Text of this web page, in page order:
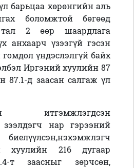
барьцаа хөрөнгийн аль
боломжтой бөгөөд
2 өөр шаардлага
анхаарч үзээгүй гэсэн
үндэслэлгүй байх
Иргэний хуулийн 87
87.1-д заасан салгаж үл
итгэмжлэгдсэн
зээлдэгч нар гэрээний
хуулийн 216 дугаар
т заасныг зөрчсөн,